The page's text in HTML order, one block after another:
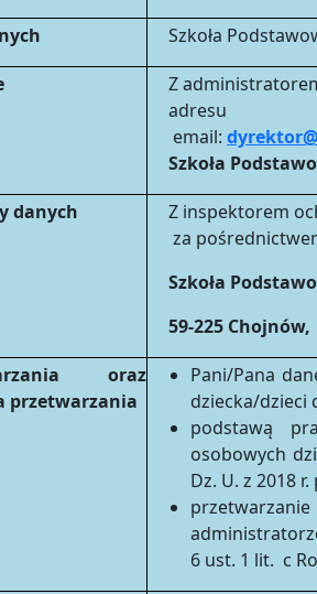
Szkoła
Z
adresu
email:
Szkoła
danych
Z inspektorem
za
Szkoła
59-225
oraz
przetwarzania
Pani/Pana
dziecka/dzieci
podstawą
osobowych
Dz. U. z 2018
6 ust. 1 lit. c